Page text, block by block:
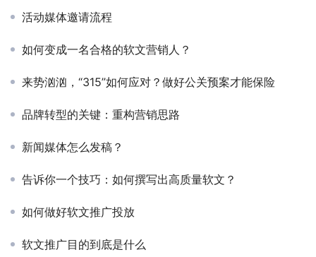
活动媒体邀请流程
如何变成一名合格的软文营销人？
来势汹汹，“315”如何应对？做好公关预案才能保险
品牌转型的关键：重构营销思路
新闻媒体怎么发稿？
告诉你一个技巧：如何撰写出高质量软文？
如何做好软文推广投放
软文推广目的到底是什么